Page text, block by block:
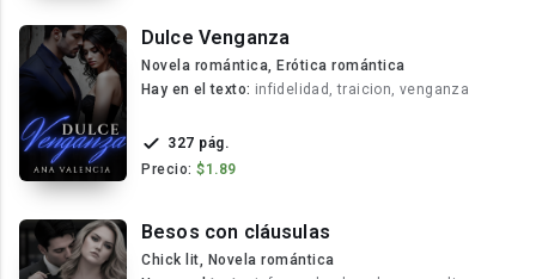
Dulce Venganza
Novela romántica, Erótica romántica
Hay en el texto: infidelidad, traicion, venganza
327 pág.
Precio: $1.89
Besos con cláusulas
Chick lit, Novela romántica